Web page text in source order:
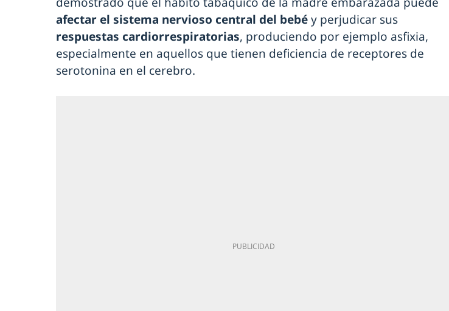
afectar el sistema nervioso central del bebéy perjudicar sus
respuestas cardiorrespiratorias, produciendo por ejemplo asfixia,
especialmente en aquellos que tienen deficiencia de receptores de
serotonina en el cerebro.